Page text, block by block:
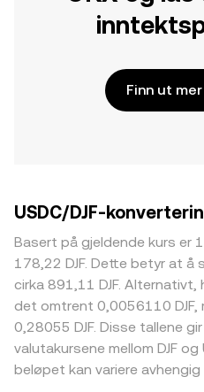
Finn ut
USDC/DJF-
Basert på gjeldende kurs er
178,22 DJF. Dette betyr at å
cirka 891,11 DJF. Alternativt,
det omtrent 0,0056110 DJF,
0,28055 DJF. Disse tallene
valutakursene mellom DJF
beløpet kan variere